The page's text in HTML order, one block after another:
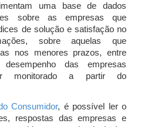
uma base de dados
sobre as empresas que
de solução e satisfação no
sobre aquelas que
nos menores prazos, entre
das empresas
monitorado a partir do
Consumidor, é possível ler o
respostas das empresas e